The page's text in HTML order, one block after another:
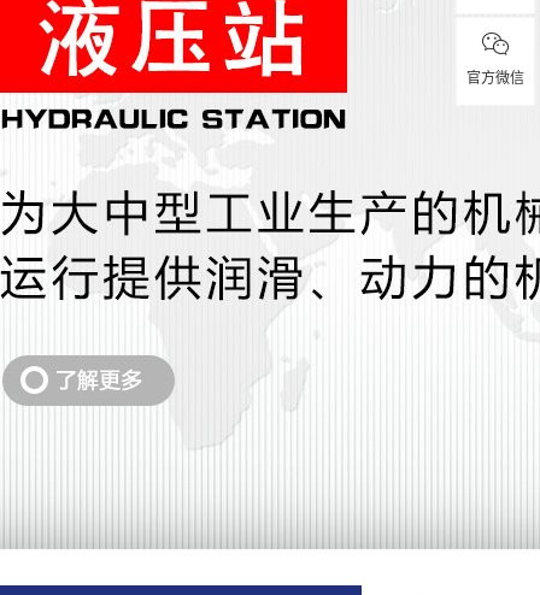
官方微信